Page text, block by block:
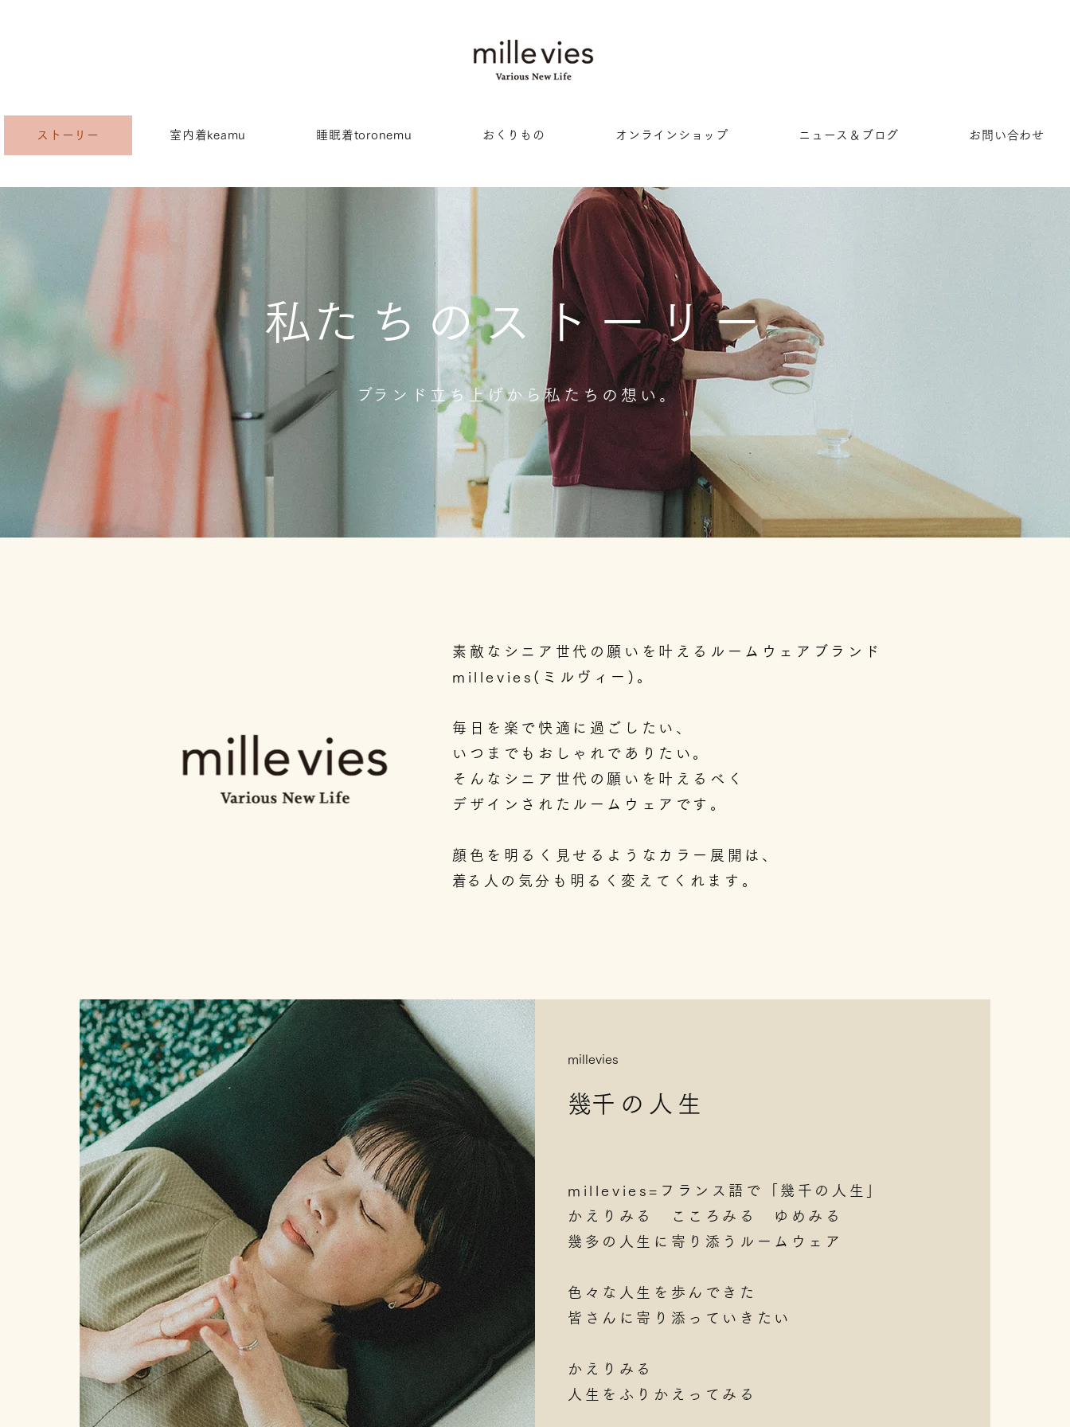
ストーリー 室内着keamu 睡眠着toronemu おくりもの オンラインショップ ニュース＆ブログ お問い合わせ
​私たちのストーリー
​ブランド立ち上げから私たちの想い。
素敵なシニア世代の願いを叶えるルームウェアブランド
millevies(ミルヴィー)。
毎日を楽で快適に過ごしたい、
いつまでもおしゃれでありたい。
そんなシニア世代の願いを叶えるべく
デザインされたルームウェアです。
顔色を明るく見せるようなカラー展開は、
​着る人の気分も明るく変えてくれます。
millevies
​幾千の人生
millevies=フランス語で「幾千の人生」
かえりみる こころみる ゆめみる
幾多の人生に寄り添うルームウェア
色々な人生を歩んできた
皆さんに寄り添っていきたい
かえりみる
人生をふりかえってみる